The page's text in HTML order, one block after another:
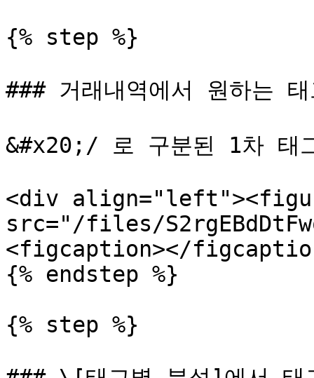
{% step %}
### 거래내역에서 원하는
&#x20;/ 로 구분된 1차 태
<div
src="/files/
<figcaption></
{% endstep %}
{% step %}